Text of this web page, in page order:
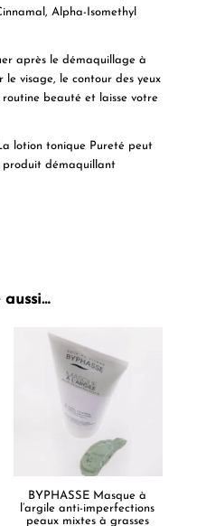
Alpha-Isomethyl
après le démaquillage à
le visage, le contour des yeux
beauté et laisse votre
lotion tonique Pureté peut
démaquillant
BYPHASSE Masque à
l’argile anti-imperfections
peaux mixtes à grasses